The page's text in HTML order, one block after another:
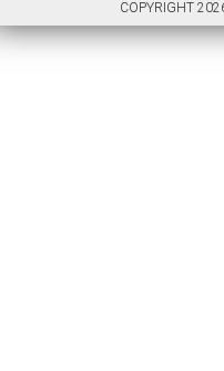
COPYRIGHT